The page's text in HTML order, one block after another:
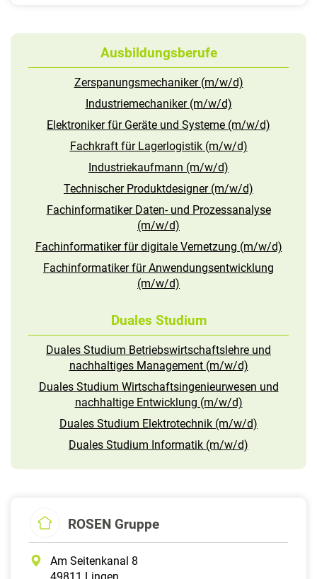
Ausbildungsberufe
Zerspanungsmechaniker (m/w/d)
Industriemechaniker (m/w/d)
Elektroniker für Geräte und Systeme (m/w/d)
Fachkraft für Lagerlogistik (m/w/d)
Industriekaufmann (m/w/d)
Technischer Produktdesigner (m/w/d)
Fachinformatiker Daten- und Prozessanalyse
(m/w/d)
Fachinformatiker für digitale Vernetzung (m/w/d)
Fachinformatiker für Anwendungsentwicklung
(m/w/d)
Duales Studium
Duales Studium Betriebswirtschaftslehre und
nachhaltiges Management (m/w/d)
Duales Studium Wirtschaftsingenieurwesen und
nachhaltige Entwicklung (m/w/d)
Duales Studium Elektrotechnik (m/w/d)
Duales Studium Informatik (m/w/d)
ROSEN Gruppe
Am Seitenkanal 8